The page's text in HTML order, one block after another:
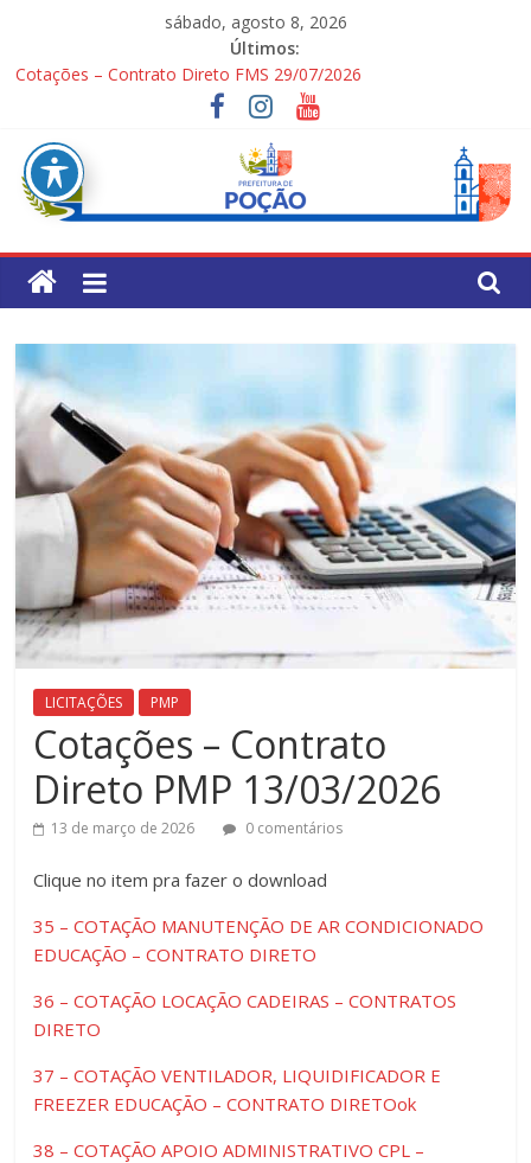
sábado, agosto 8, 2026
Últimos:
Cotações – Contrato Direto FMS 29/07/2026
PONTOS TURÍSTICOS DE POÇÃO
Processo Seletivo Simplificado para Gestores Escolares da Rede
Municipal
1ª Festa dos Pais
Processo Seletivo Simplificado Secretaria de Saúde
Pref.
Mun.
de
Poção
LICITAÇÕES PMP
Cotações – Contrato
Direto PMP 13/03/2026
13 de março de 2026 0 comentários
Clique ​no item pra fazer o download
35 – COTAÇÃO MANUTENÇÃO DE AR CONDICIONADO
EDUCAÇÃO – CONTRATO DIRETO
36 – COTAÇÃO LOCAÇÃO CADEIRAS – CONTRATOS
DIRETO
37 – COTAÇÃO VENTILADOR, LIQUIDIFICADOR E
FREEZER EDUCAÇÃO – CONTRATO DIRETOok
38 – COTAÇÃO APOIO ADMINISTRATIVO CPL –